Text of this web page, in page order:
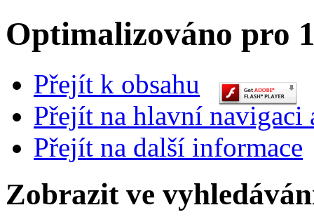
Optimalizováno pro
Přejít k obsahu
Přejít na hlavní navigaci
Přejít na další informace
Zobrazit ve